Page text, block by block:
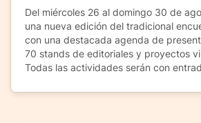
Del miércoles 26 al domingo 30 de
una nueva edición del tradicional
con una destacada agenda de
70 stands de editoriales y proyectos
Todas las actividades serán con